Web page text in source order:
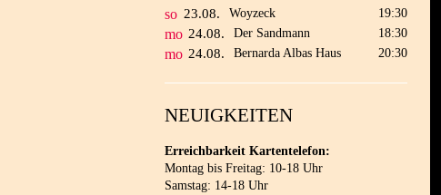
so 23.08. Woyzeck 19:30
mo 24.08. Der Sandmann 18:30
mo 24.08. Bernarda Albas Haus 20:30
NEUIGKEITEN
Erreichbarkeit Kartentelefon:
Montag bis Freitag: 10-18 Uhr
Samstag: 14-18 Uhr